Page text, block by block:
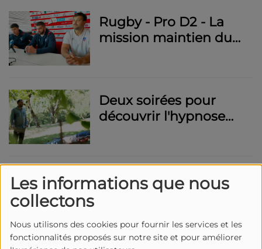
Les informations que nous
collectons
Nous utilisons des cookies pour fournir les services et les
fonctionnalités proposés sur notre site et pour améliorer
Rugby - Pro D2 - La
mission maintien du
Deux soirées pour
découvrir l'hypnose
Course à pied - Deux
parcours accessibles à
des 10 km d'Aurillac le
samedi 19 avril